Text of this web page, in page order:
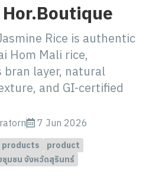
Rice is authentic
Hom Mali rice,
bran layer, natural
and GI-certified
7 Jun 2026
products
product
ชุมชน จังหวัดสุรินทร์